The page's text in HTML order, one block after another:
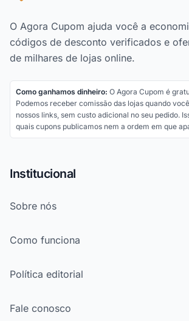
O Agora Cupom ajuda você a
códigos de desconto verificados e
de milhares de lojas online.
Como ganhamos dinheiro: O Agora Cupom é
Podemos receber comissão das lojas quando
nossos links, sem custo adicional no seu pedido.
quais cupons publicamos nem a ordem em que
Institucional
Sobre nós
Como funciona
Política editorial
Fale conosco